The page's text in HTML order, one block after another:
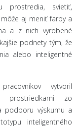
prostredia, svietiť,
aj meniť farby a
a z nich vyrobené
podnety tým, že
alebo inteligentné
vytvoril
prostriedkami zo
podporu výskumu a
inteligentného